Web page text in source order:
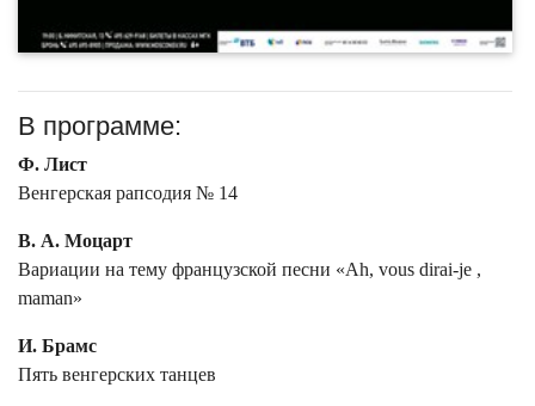
В программе:
Ф. Лист
Венгерская рапсодия № 14
В. А. Моцарт
Вариации на тему французской песни «Ah, vous dirai-je ,
maman»
И. Брамс
Пять венгерских танцев